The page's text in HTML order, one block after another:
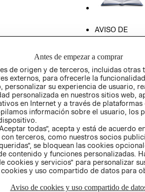
AVISO DE
PRIVACIDAD
AVISO DE
Antes de empezar a comprar
de origen y de terceros, incluidas otras
externos, para ofrecerle la
personalizar su experiencia de usuario,
personalizada en nuestros sitios web,
en Internet y a través de plataformas
información sobre el usuario, los
todas”, acepta y está de acuerdo
terceros, como nuestros socios
se bloquean las cookies
contenido y funciones personalizadas.
cookies y servicios” para personalizar
y uso compartido de datos para
Aviso de cookies y uso compartido de